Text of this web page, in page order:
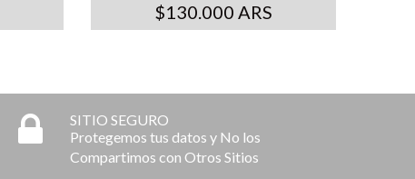
$130.000 ARS
SITIO SEGURO
Protegemos tus datos y No los
Compartimos con Otros Sitios